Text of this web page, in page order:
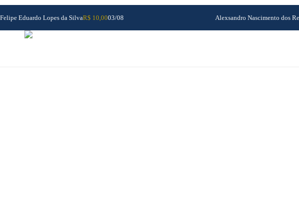
Felipe Eduardo Lopes da SilvaR$ 10,0003/08 Alexsandro Nascimento dos